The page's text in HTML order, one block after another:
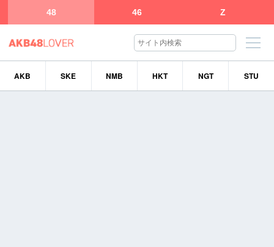
48 46 Z
AKB SKE NMB HKT NGT STU